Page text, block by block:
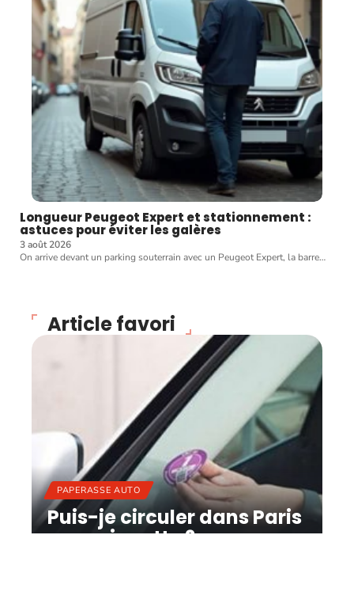
Longueur Peugeot Expert et stationnement :
astuces pour éviter les galères
3 août 2026
On arrive devant un parking souterrain avec un Peugeot Expert, la barre…
Article favori
PAPERASSE AUTO
Puis-je circuler dans Paris
sans vignette ?